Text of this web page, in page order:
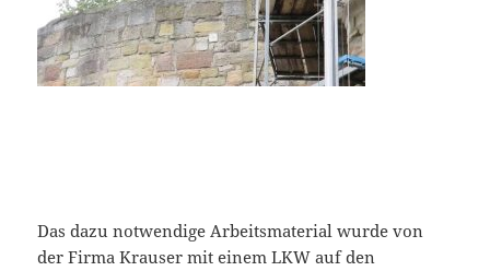
Das dazu notwendige Arbeitsmaterial wurde von
der Firma Krauser mit einem LKW auf den